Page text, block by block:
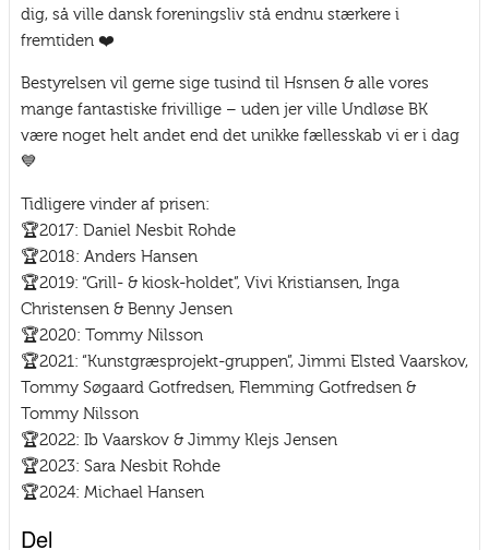
dig, så ville dansk foreningsliv stå endnu stærkere i
fremtiden ❤️
Bestyrelsen vil gerne sige tusind til Hsnsen & alle vores
mange fantastiske frivillige – uden jer ville Undløse BK
være noget helt andet end det unikke fællesskab vi er i dag
💙
Tidligere vinder af prisen:
🏆2017: Daniel Nesbit Rohde
🏆2018: Anders Hansen
🏆2019: “Grill- & kiosk-holdet”, Vivi Kristiansen, Inga
Christensen & Benny Jensen
🏆2020: Tommy Nilsson
🏆2021: “Kunstgræsprojekt-gruppen”, Jimmi Elsted Vaarskov,
Tommy Søgaard Gotfredsen, Flemming Gotfredsen &
Tommy Nilsson
🏆2022: Ib Vaarskov & Jimmy Klejs Jensen
🏆2023: Sara Nesbit Rohde
🏆2024: Michael Hansen
Del